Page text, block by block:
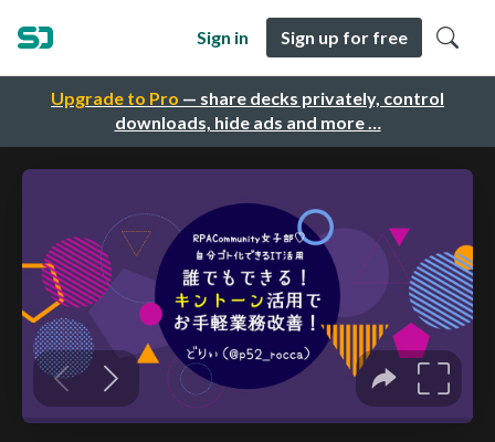
Upgrade to Pro — share decks privately, control
downloads, hide ads and more …
Sign in Sign up for free